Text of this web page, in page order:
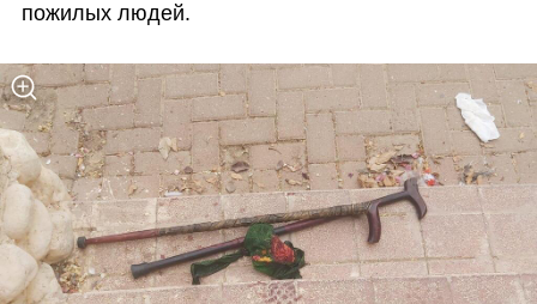
пожилых людей.